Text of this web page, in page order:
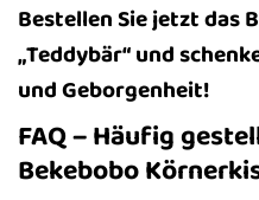
Bestellen Sie jetzt das
„Teddybär“ und
und Geborgenheit!
FAQ – Häufig
Bekebobo